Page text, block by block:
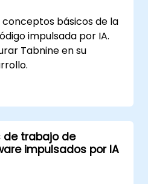
básicos de la
impulsada por IA.
Tabnine en su
manera eficiente.
de IA
Tabnine para tareas
de trabajo de
impulsados por IA